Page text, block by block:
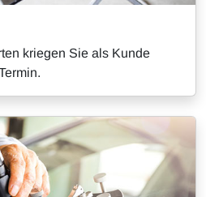
kriegen Sie als Kunde